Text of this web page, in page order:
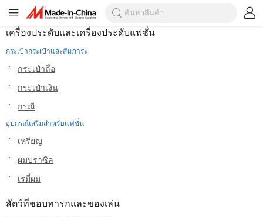
เครื่องประดับและเครื่องประดับแฟชั่น
กระเป๋ากระเป๋าและสัมภาระ
กระเป๋าถือ
กระเป๋าเงิน
กรณี
อุปกรณ์เสริมสำหรับแฟชั่น
เหรียญ
ผมบราซิล
เรมี่ผม
สัตว์ที่ชอบทารกและของเล่น